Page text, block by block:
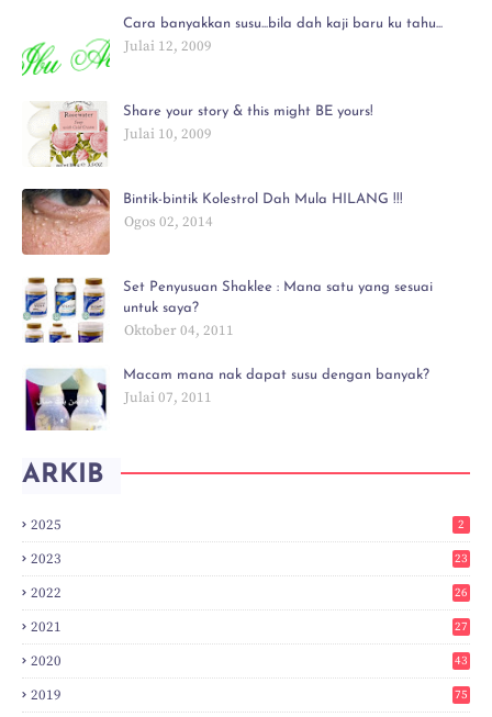
Cara banyakkan susu...bila dah kaji baru ku tahu...
Julai 12, 2009
Share your story & this might BE yours!
Julai 10, 2009
Bintik-bintik Kolestrol Dah Mula HILANG !!!
Ogos 02, 2014
Set Penyusuan Shaklee : Mana satu yang sesuai
untuk saya?
Oktober 04, 2011
Macam mana nak dapat susu dengan banyak?
Julai 07, 2011
ARKIB
2025 2
2023 23
2022 26
2021 27
2020 43
2019 75